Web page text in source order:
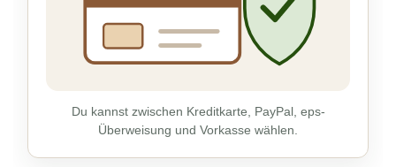
Du kannst zwischen Kreditkarte, PayPal, eps-
Überweisung und Vorkasse wählen.